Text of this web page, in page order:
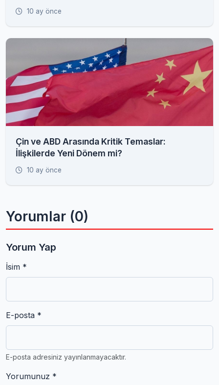
10 ay önce
Çin ve ABD Arasında Kritik Temaslar:
İlişkilerde Yeni Dönem mi?
10 ay önce
Yorumlar (0)
Yorum Yap
İsim *
E-posta *
E-posta adresiniz yayınlanmayacaktır.
Yorumunuz *